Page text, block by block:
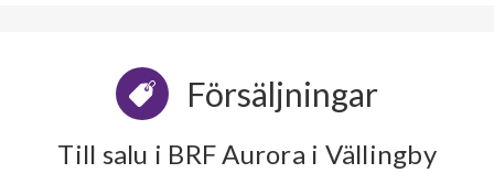
Försäljningar
Till salu i BRF Aurora i Vällingby